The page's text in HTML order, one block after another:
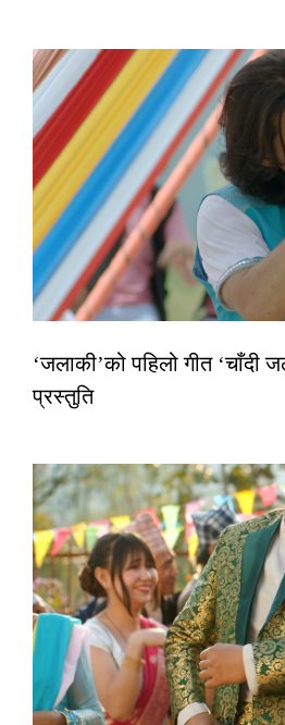
‘जलाकी’को पहिलो गीत ‘चाँदी
प्रस्तुति